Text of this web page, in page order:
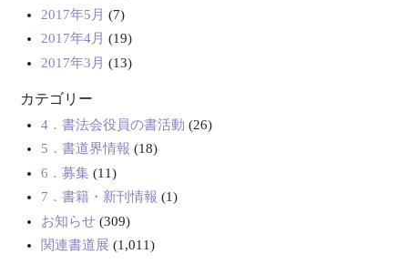
2017年5月 (7)
2017年4月 (19)
2017年3月 (13)
カテゴリー
4．書法会役員の書活動 (26)
5．書道界情報 (18)
6．募集(11)
7．書籍・新刊情報 (1)
お知らせ(309)
関連書道展 (1,011)